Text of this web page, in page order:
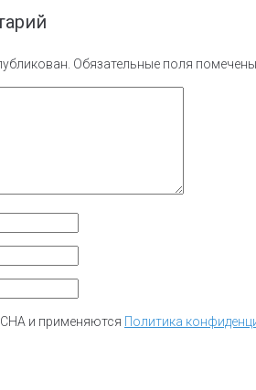
Обязательные поля помечены
и применяются Политика